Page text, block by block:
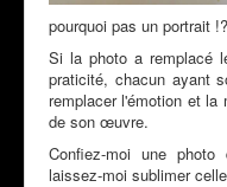
pourquoi pas un portrait !?
Si la photo a remplacé
praticité, chacun ayant
remplacer l'émotion et
de son œuvre.
Confiez-moi une
laissez-moi sublimer